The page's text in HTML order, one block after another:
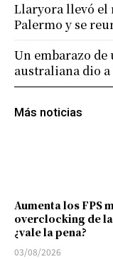
Más noticias
Aumenta los FPS
overclocking de la
¿vale la pena?
03/08/2026
Llaryora llevó el
Palermo y se
Un embarazo
australiana dio